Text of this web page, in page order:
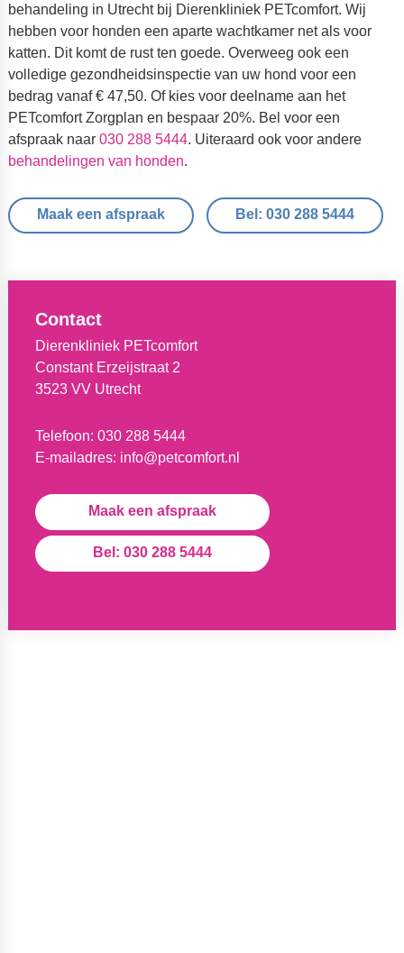
behandeling in Utrecht bij Dierenkliniek PETcomfort. Wij
hebben voor honden een aparte wachtkamer net als voor
katten. Dit komt de rust ten goede. Overweeg ook een
volledige gezondheidsinspectie van uw hond voor een
bedrag vanaf € 47,50. Of kies voor deelname aan het
PETcomfort Zorgplan en bespaar 20%. Bel voor een
afspraak naar 030 288 5444. Uiteraard ook voor andere
behandelingen van honden.
Maak een afspraak Bel: 030 288 5444
Contact
Dierenkliniek PETcomfort
Constant Erzeijstraat 2
3523 VV Utrecht
Telefoon: 030 288 5444
E-mailadres: info@petcomfort.nl
Maak een afspraak
Bel: 030 288 5444